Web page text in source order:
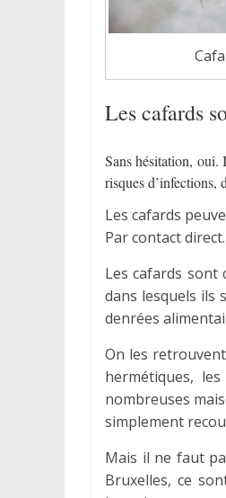
Les cafards
Sans hésitation, oui.
risques d’infections,
Les cafards
Par contact direct.
Les cafards sont
dans lesquels ils
denrées
On les
hermétiques,
nombreuses
simplement
Mais il ne faut
Bruxelles, ce